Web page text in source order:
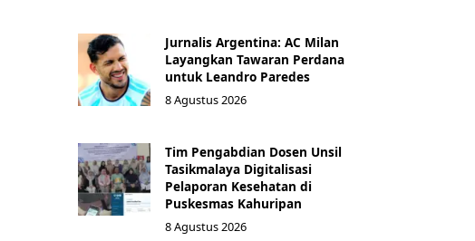
Jurnalis Argentina: AC Milan
Layangkan Tawaran Perdana
untuk Leandro Paredes
8 Agustus 2026
Tim Pengabdian Dosen Unsil
Tasikmalaya Digitalisasi
Pelaporan Kesehatan di
Puskesmas Kahuripan
8 Agustus 2026